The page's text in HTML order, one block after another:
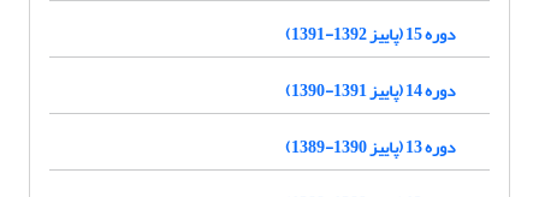
دوره 15 (پاییز 1392-1391)
دوره 14 (پاییز 1391-1390)
دوره 13 (پاییز 1390-1389)